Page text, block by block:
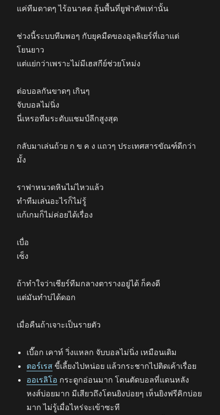
แค่ทีมดาดๆ ไร้อนาคต ลุ้นพื้นที่ยูฟ่าคัพเท่านั้น
ช่วงนี้ระบบทีมพอๆ กับยุคมืดของอุลลิเยร์ที่เอาแต่
โยนยาว
แต่แย่กว่าเพราะไม่มีเฮสกีย์ช่วยโหม่ง
ต่อบอลกันขาดๆ เกินๆ
จับบอลไม่นิ่ง
นี่เหรอทีมระดับแชมป์ลีกสูงสุด
กลับมาเล่นถ้วย ก ข ค ง แถวๆ ประเทศสารขัณฑ์ดีกว่า
มั้ง
ราฟาหนวดหินไม่ไหวแล้ว
ทำทีมเล่นอะไรก็ไม่รู้
แก้เกมก็ไม่ค่อยได้เรื่อง
เบื่อ
เซ็ง
ถ้าทำใจว่าเชียร์ทีมกลางตารางอยู่ได้ ก็คงดี
แต่มันทำบ่ได้ดอก
เมื่อคืนถ้าเจาะเป็นรายตัว
เบื๊อก เคาท์ วิ่งแหลก จับบอลไม่นิ่ง เหมือนเดิม
ตอร์เรส ขี้เลี้ยงไปหน่อย แล้วกระชากไปติดเค้าเรื่อย
ออเรลิโอ กระดูกอ่อนมาก โดนตัดบอลที่แดนหลัง
หงส์บ่อยมาก มีเสียวถึงโดนยิงบ่อยๆ เห็นยิงฟรีคิกบ่อย
มาก ไม่รู้เมื่อไหร่จะเข้าซะที